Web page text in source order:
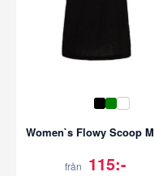
från 115:-